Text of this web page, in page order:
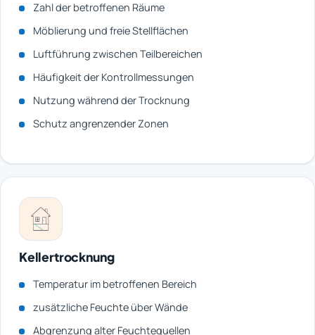
Zahl der betroffenen Räume
Möblierung und freie Stellflächen
Luftführung zwischen Teilbereichen
Häufigkeit der Kontrollmessungen
Nutzung während der Trocknung
Schutz angrenzender Zonen
Kellertrocknung
Temperatur im betroffenen Bereich
zusätzliche Feuchte über Wände
Abgrenzung alter Feuchtequellen